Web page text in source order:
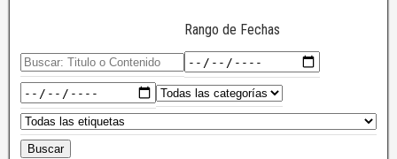
Rango de Fechas